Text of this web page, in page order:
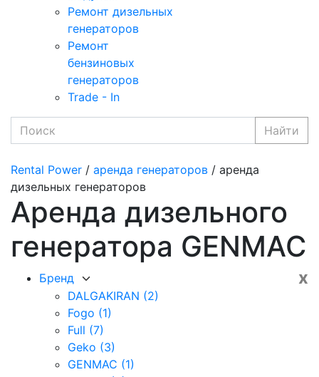
Ремонт дизельных
генераторов
Ремонт
бензиновых
генераторов
Trade - In
Найти
Rental Power / аренда генераторов / аренда
дизельных генераторов
Аренда дизельного
генератора GENMAC
x
Бренд
DALGAKIRAN (2)
Fogo (1)
Full (7)
Geko (3)
GENMAC (1)